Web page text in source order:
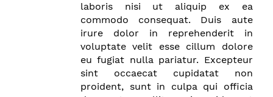
laboris nisi ut aliquip ex ea
commodo consequat. Duis aute
irure dolor in reprehenderit in
voluptate velit esse cillum dolore
eu fugiat nulla pariatur. Excepteur
sint occaecat cupidatat non
proident, sunt in culpa qui officia